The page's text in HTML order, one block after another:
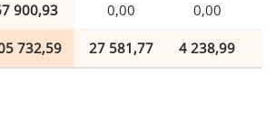
900,93 0,00 0,00
732,59 27 581,77 4 238,99